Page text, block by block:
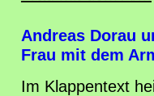
Andreas Dorau
Frau mit dem
Im Klappentext